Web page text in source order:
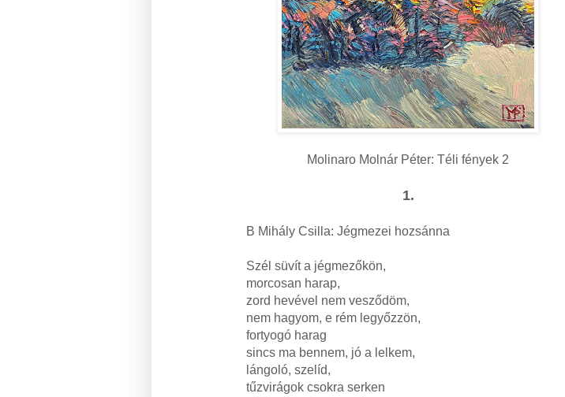
Molinaro Molnár Péter: Téli fények 2
1.
B Mihály Csilla: Jégmezei hozsánna
Szél süvít a jégmezőkön,
morcosan harap,
zord hevével nem vesződöm,
nem hagyom, e rém legyőzzön,
fortyogó harag
sincs ma bennem, jó a lelkem,
lángoló, szelíd,
tűzvirágok csokra serken